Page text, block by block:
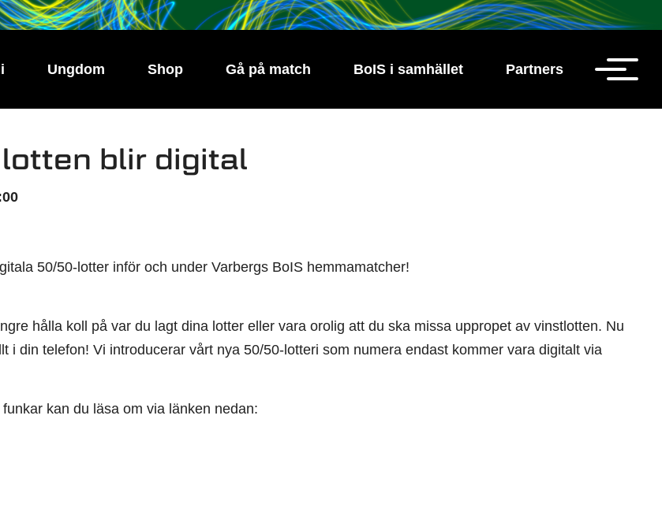
Ungdom Shop Gå på match BoIS i samhället Partners
blir digital
50/50-lotter inför och under Varbergs BoIS hemmamatcher!
hålla koll på var du lagt dina lotter eller vara orolig att du ska missa uppropet av vinstlotten. Nu
i din telefon! Vi introducerar vårt nya 50/50-lotteri som numera endast kommer vara digitalt via
kan du läsa om via länken nedan: